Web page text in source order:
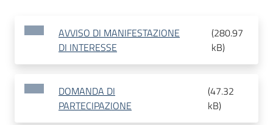
AVVISO DI MANIFESTAZIONE
DI INTERESSE
(280.97
kB)
DOMANDA DI
PARTECIPAZIONE
(47.32
kB)